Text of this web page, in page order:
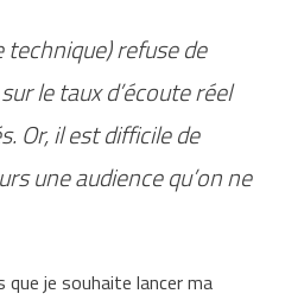
refuse de
le taux d’écoute réel
Or, il est difficile de
une audience qu’on ne
je souhaite lancer ma